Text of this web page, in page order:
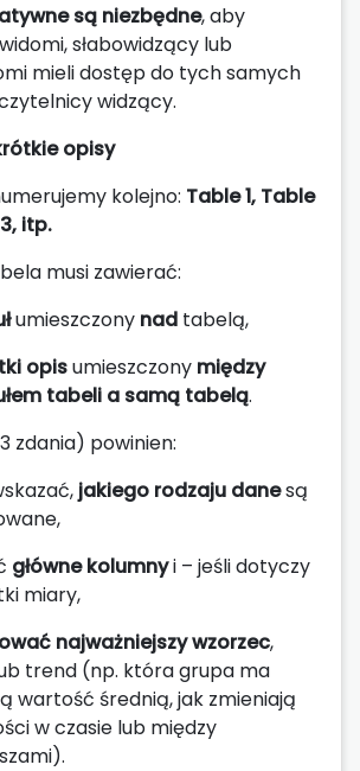
są niezbędne, aby
słabowidzący lub
mieli dostęp do tych samych
widzący.
opisy
kolejno: Table 1, Table
itp.
musi zawierać:
umieszczony nad tabelą,
opisumieszczony między
tabeli a samą tabelą.
zdania) powinien:
jakiego rodzaju danesą
główne kolumnyi – jeśli dotyczy
miary,
najważniejszy wzorzec,
trend (np. która grupa ma
wartość średnią, jak zmieniają
w czasie lub między